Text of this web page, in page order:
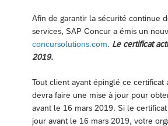
Afin de garantir la sécurité continue
services, SAP Concur a émis un
concursolutions.com. Le certificat
2019.
Tout client ayant épinglé ce certificat
devra faire une mise à jour pour
avant le 16 mars 2019. Si le
jour avant le 16 mars 2019, votre